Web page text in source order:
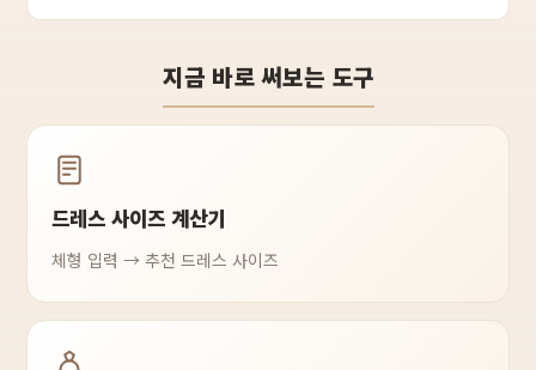
지금 바로 써보는 도구
드레스 사이즈 계산기
체형 입력 → 추천 드레스 사이즈